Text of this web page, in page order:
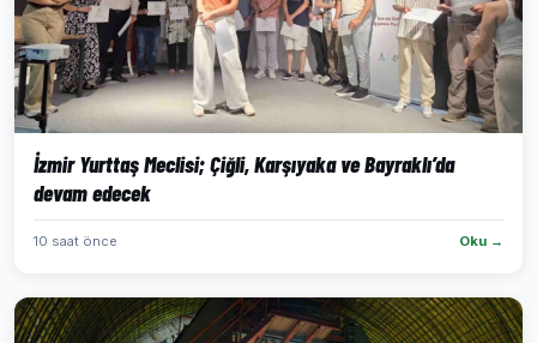
İzmir Yurttaş Meclisi; Çiğli, Karşıyaka ve Bayraklı’da
devam edecek
10 saat önce Oku →